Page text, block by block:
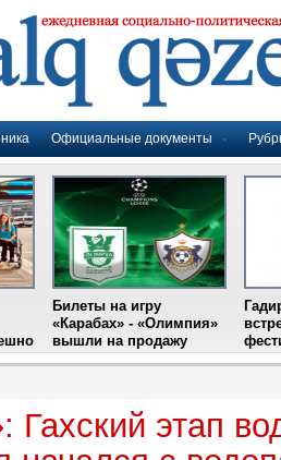
Официальные документы
Билеты на игру
«Карабах» - «Олимпия»
вышли на продажу
Гахский этап